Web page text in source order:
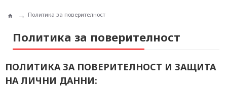
Политика за поверителност
Политика за поверителност
ПОЛИТИКА ЗА ПОВЕРИТЕЛНОСТ И ЗАЩИТА
НА ЛИЧНИ ДАННИ: